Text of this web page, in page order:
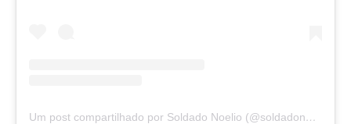
Um post compartilhado por Soldado Noelio (@soldadonoelio)